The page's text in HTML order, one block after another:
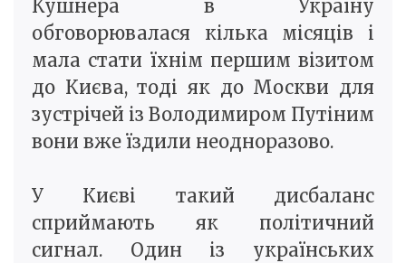
Кушнера в Україну
обговорювалася кілька місяців і
мала стати їхнім першим візитом
до Києва, тоді як до Москви для
зустрічей із Володимиром Путіним
вони вже їздили неодноразово.
У Києві такий дисбаланс
сприймають як політичний
сигнал. Один із українських